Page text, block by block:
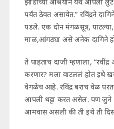
पर्यंत ठेवत असावेत.” रविंद्रने
पडले. एक दोन मंगळसूत्र, पाटल्या,
माळ,आंगठ्या असे अनेक दागिने
ते पाहताच दाजी म्हणाला,
करणार? मला वाटललं होत इथे
वेगळेच आहे. रविंद्र बराच वेळ
आपली थट्टा करत असेल. पण जुने
आमवास असली की ती इथे ती